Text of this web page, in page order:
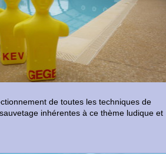
de toutes les techniques de
inhérentes à ce thème ludique et